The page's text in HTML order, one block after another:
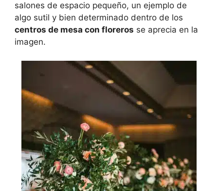
salones de espacio pequeño, un ejemplo de
algo sutil y bien determinado dentro de los
centros de mesa con floreros se aprecia en la
imagen.